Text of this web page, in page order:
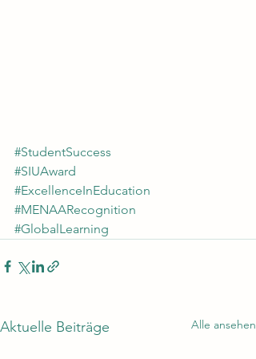
#StudentSuccess
#SIUAward
#ExcellenceInEducation
#MENAARecognition
#GlobalLearning
Aktuelle Beiträge Alle ansehen